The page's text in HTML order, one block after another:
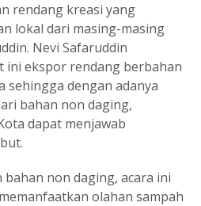
rendang kreasi yang
lokal dari masing-masing
Nevi Safaruddin
ini ekspor rendang berbahan
sehingga dengan adanya
bahan non daging,
dapat menjawab
non daging, acara ini
olahan sampah